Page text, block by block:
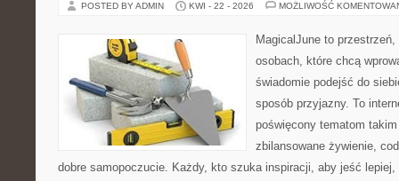
POSTED BY ADMIN KWI - 22 - 2026 MOŻLIWOŚĆ
MagicalJune to
osobach, które chcą
świadomie podejść do
sposób przyjazny. To
poświęcony tematom
zbilansowane żywienie,
dobre samopoczucie. Każdy, kto szuka inspiracji, aby jeść